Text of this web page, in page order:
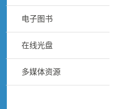
电子图书
在线光盘
多媒体资源